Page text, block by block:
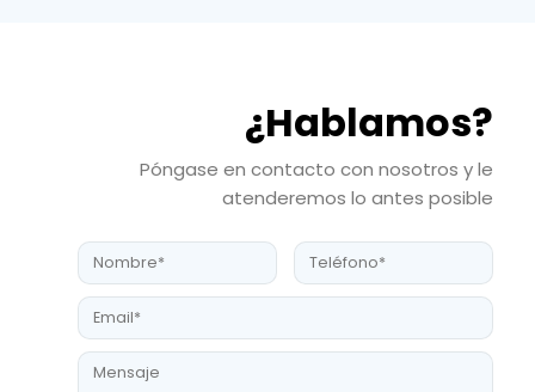
¿Hablamos?
Póngase en contacto con nosotros y le
atenderemos lo antes posible